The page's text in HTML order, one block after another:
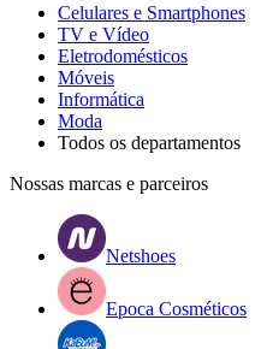
Celulares e Smartphones
TV e Vídeo
Eletrodomésticos
Móveis
Informática
Moda
Todos os departamentos
Nossas marcas e parceiros
Netshoes
Epoca Cosméticos